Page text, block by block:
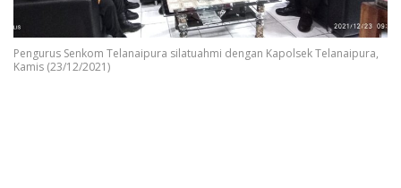
Pengurus Senkom Telanaipura silatuahmi dengan Kapolsek Telanaipura,
Kamis (23/12/2021)